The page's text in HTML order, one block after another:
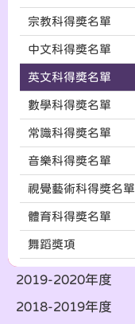
宗教科得奬名單
中文科得奬名單
英文科得奬名單
數學科得奬名單
常識科得奬名單
音樂科得奬名單
視覺藝術科得奬名單
體育科得奬名單
舞蹈獎項
2019-2020年度
2018-2019年度